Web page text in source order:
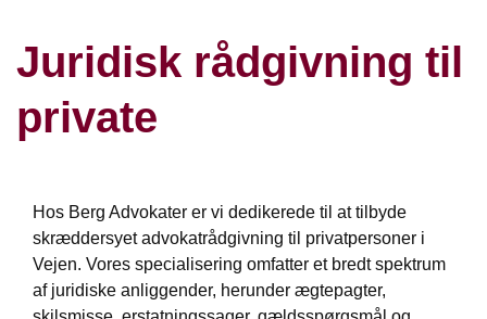
Juridisk rådgivning til
private
Hos Berg Advokater er vi dedikerede til at tilbyde
skræddersyet advokatrådgivning til privatpersoner i
Vejen. Vores specialisering omfatter et bredt spektrum
af juridiske anliggender, herunder ægtepagter,